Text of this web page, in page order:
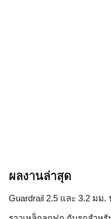
ผลงานล่าสุด
Guardrail 2.5 และ 3.2 มม